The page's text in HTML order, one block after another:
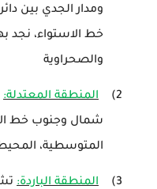
ومدار الجدي بين
خط الاستواء، نجد
والصحراوية
2) المنطقة المعتدلة:
شمال وجنوب خط
المتوسطية،
3) المنطقة الباردة: